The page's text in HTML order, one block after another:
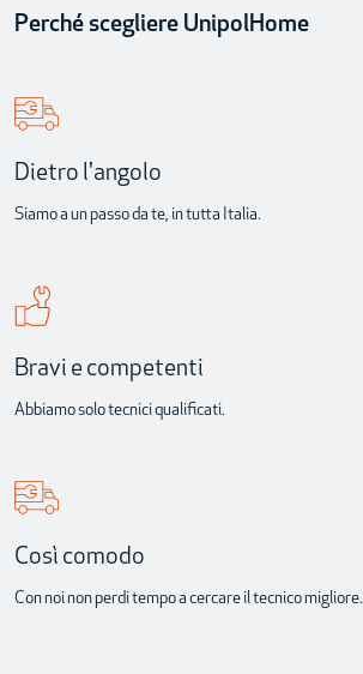
Perché scegliere UnipolHome
Dietro l'angolo
Siamo a un passo da te, in tutta Italia.
Bravi e competenti
Abbiamo solo tecnici qualificati.
Così comodo
Con noi non perdi tempo a cercare il tecnico migliore.